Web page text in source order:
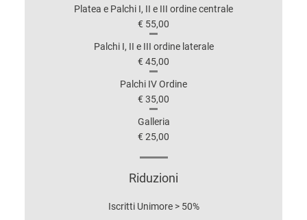
Platea e Palchi I, II e III ordine centrale
€ 55,00
Palchi I, II e III ordine laterale
€ 45,00
Palchi IV Ordine
€ 35,00
Galleria
€ 25,00
Riduzioni
Iscritti Unimore > 50%